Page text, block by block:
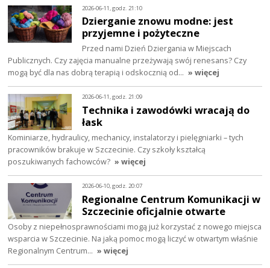
2026-06-11, godz. 21:10
Dzierganie znowu modne: jest
przyjemne i pożyteczne
Przed nami Dzień Dziergania w Miejscach
Publicznych. Czy zajęcia manualne przeżywają swój renesans? Czy
mogą być dla nas dobrą terapią i odskocznią od… » więcej
2026-06-11, godz. 21:09
Technika i zawodówki wracają do
łask
Kominiarze, hydraulicy, mechanicy, instalatorzy i pielęgniarki – tych
pracowników brakuje w Szczecinie. Czy szkoły kształcą
poszukiwanych fachowców? » więcej
2026-06-10, godz. 20:07
Regionalne Centrum Komunikacji w
Szczecinie oficjalnie otwarte
Osoby z niepełnosprawnościami mogą już korzystać z nowego miejsca
wsparcia w Szczecinie. Na jaką pomoc mogą liczyć w otwartym właśnie
Regionalnym Centrum… » więcej